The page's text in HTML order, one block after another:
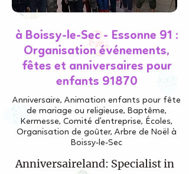
à Boissy-le-Sec - Essonne 91 :
Organisation événements,
fêtes et anniversaires pour
enfants 91870
Anniversaire, Animation enfants pour fête
de mariage ou religieuse, Baptême,
Kermesse, Comité d'entreprise, Écoles,
Organisation de goûter, Arbre de Noël à
Boissy-le-Sec
Anniversaireland: Specialist in